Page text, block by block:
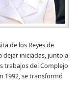
de los Reyes de
dejar iniciadas, junto a
trabajos del Complejo
1992, se transformó